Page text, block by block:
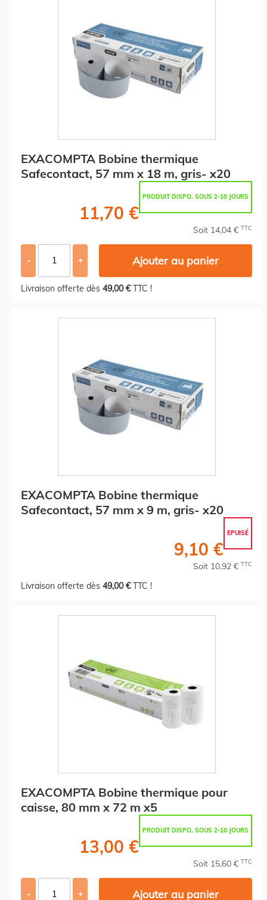
EXACOMPTA Bobine thermique
Safecontact, 57 mm x 18 m, gris- x20
PRODUIT DISPO. SOUS 2-10 JOURS
11,70 €
Soit 14,04 € TTC
- + Ajouter au panier
Livraison offerte dès 49,00 €TTC !
EXACOMPTA Bobine thermique
Safecontact, 57 mm x 9 m, gris- x20
EPUISÉ
9,10 €
Soit 10,92 € TTC
Livraison offerte dès 49,00 €TTC !
EXACOMPTA Bobine thermique pour
caisse, 80 mm x 72 m x5
PRODUIT DISPO. SOUS 2-10 JOURS
13,00 €
Soit 15,60 € TTC
- + Ajouter au panier